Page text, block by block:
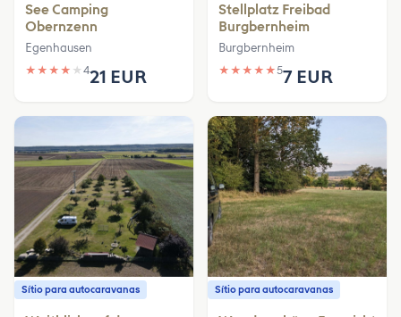
See Camping
Obernzenn
Egenhausen
★ ★ ★ ★ ★ 421 EUR
Stellplatz Freibad
Burgbernheim
Burgbernheim
★ ★ ★ ★ ★57 EUR
Sítio para autocaravanas Sítio para autocaravanas